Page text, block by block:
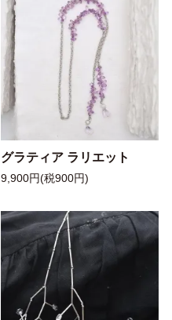
グラティア ラリエット
9,900円(税900円)